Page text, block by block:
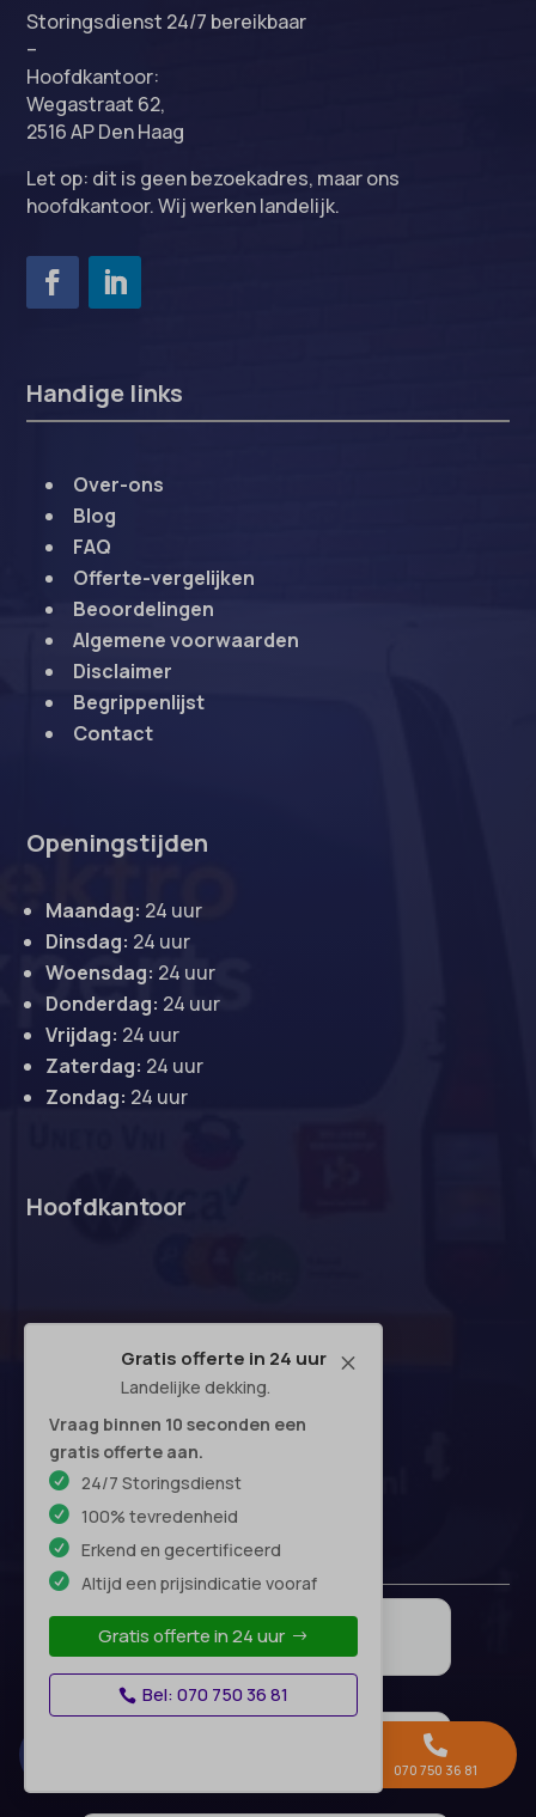
M
Gratis offerte in 24 uur
Landelijke dekking.
Vraag binnen 10 seconden een
gratis offerte aan.
24/7 Storingsdienst
100% tevredenheid
Erkend en gecertificeerd
Altijd een prijsindicatie vooraf
Gratis offerte in 24 uur
Bel: 070 750 36 81
Storingsdienst 24/7 bereikbaar
–
Hoofdkantoor:
Wegastraat 62,
2516 AP Den Haag
Let op: dit is geen bezoekadres, maar ons
hoofdkantoor. Wij werken landelijk.
Handige links
Over-ons
Blog
FAQ
Offerte-vergelijken
Beoordelingen
Algemene voorwaarden
Disclaimer
Begrippenlijst
Contact
Openingstijden
Maandag: 24 uur
Dinsdag: 24 uur
Woensdag: 24 uur
Donderdag: 24 uur
Vrijdag: 24 uur
Zaterdag: 24 uur
Zondag: 24 uur
Hoofdkantoor

070 750 36 81